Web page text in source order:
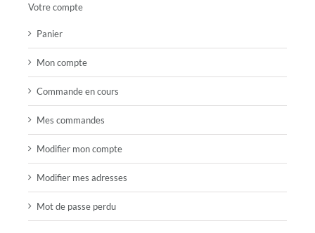
Votre compte
Panier
Mon compte
Commande en cours
Mes commandes
Modifier mon compte
Modifier mes adresses
Mot de passe perdu